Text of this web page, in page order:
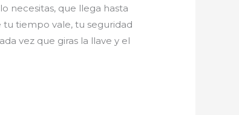
necesitas, que llega hasta
tu tiempo vale, tu seguridad
vez que giras la llave y el